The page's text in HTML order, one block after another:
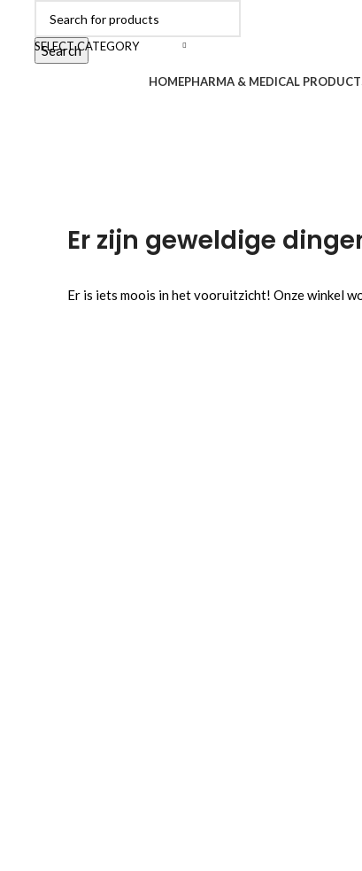
SELECT CATEGORY
Search
HOMEPHARMA & MEDICAL
Er zijn geweldige
Er is iets moois in het vooruitzicht! Onze winkel